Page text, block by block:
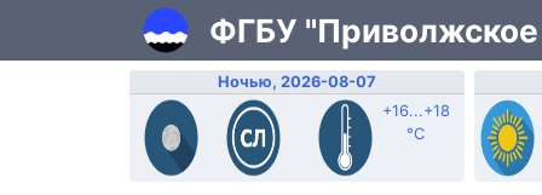
ФГБУ
Ночью, 2026-08-07
+16...+18
°C